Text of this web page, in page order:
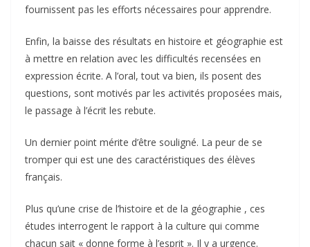
fournissent pas les efforts nécessaires pour apprendre.
Enfin, la baisse des résultats en histoire et géographie est
à mettre en relation avec les difficultés recensées en
expression écrite. A l’oral, tout va bien, ils posent des
questions, sont motivés par les activités proposées mais,
le passage à l’écrit les rebute.
Un dernier point mérite d’être souligné. La peur de se
tromper qui est une des caractéristiques des élèves
français.
Plus qu’une crise de l’histoire et de la géographie , ces
études interrogent le rapport à la culture qui comme
chacun sait « donne forme à l’esprit ». Il y a urgence.